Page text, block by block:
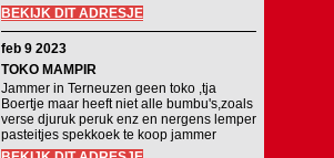
BEKIJK DIT ADRESJE
feb 9 2023
TOKO MAMPIR
Jammer in Terneuzen geen toko ,tja
Boertje maar heeft niet alle bumbu's,zoals
verse djuruk peruk enz en nergens lemper
pasteitjes spekkoek te koop jammer